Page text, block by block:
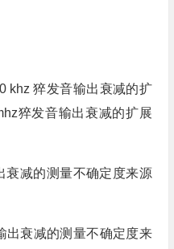
khz 猝发音输出衰减的扩
猝发音输出衰减的扩展
衰减的测量不确定度来源
出衰减的测量不确定度来